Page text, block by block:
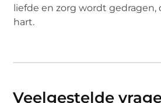
liefde en zorg wordt gedragen,
hart.
Veelgestelde